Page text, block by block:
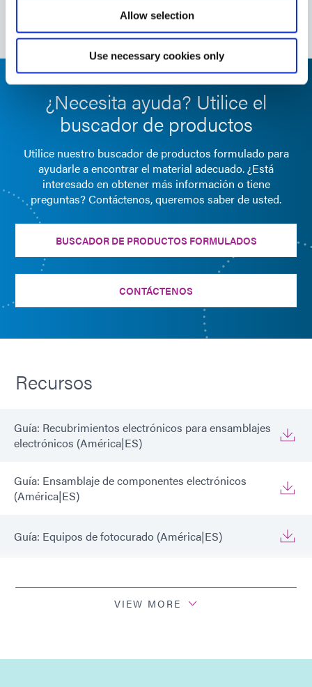
Allow selection
Use necessary cookies only
¿Necesita ayuda? Utilice el
buscador de productos
Utilice nuestro buscador de productos formulado para
ayudarle a encontrar el material adecuado. ¿Está
interesado en obtener más información o tiene
preguntas? Contáctenos, queremos saber de usted.
BUSCADOR DE PRODUCTOS FORMULADOS
CONTÁCTENOS
Recursos
Guía: Recubrimientos electrónicos para ensamblajes
electrónicos (América|ES)
Guía: Ensamblaje de componentes electrónicos
(América|ES)
Guía: Equipos de fotocurado (América|ES)
VIEW MORE